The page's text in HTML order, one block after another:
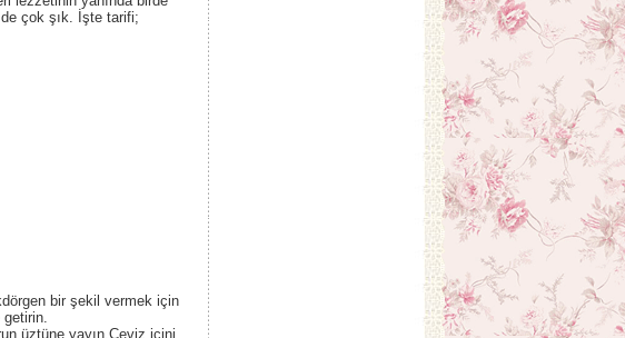
çok şık. İşte tarifi;
bir şekil vermek için
getirin.
üztüne yayın.Ceviz içini